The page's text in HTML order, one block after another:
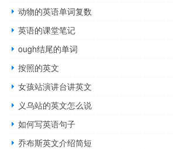
动物的英语单词复数
英语的课堂笔记
ough结尾的单词
按照的英文
女孩站演讲台讲英文
义乌站的英文怎么说
如何写英语句子
乔布斯英文介绍简短